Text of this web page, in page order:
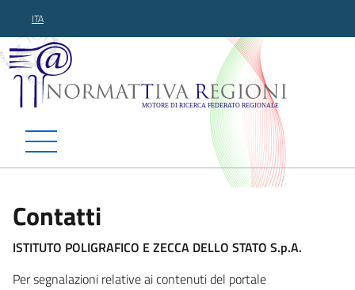
ITA
Normattiva Regioni -
Contatti
ISTITUTO POLIGRAFICO E ZECCA DELLO STATO S.p.A.
Per segnalazioni relative ai contenuti del portale